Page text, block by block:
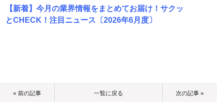
【新着】今月の業界情報をまとめてお届け！サクッ
とCHECK！注目ニュース〔2026年6月度〕
« 前の記事 一覧に戻る 次の記事 »